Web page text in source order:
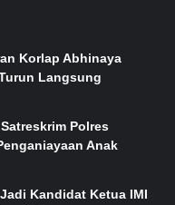
Korlap Abhinaya
Langsung
Polres
Anak
Kandidat Ketua IMI